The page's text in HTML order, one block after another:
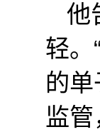
他
轻。
的
监